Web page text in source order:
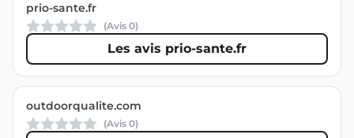
prio-sante.fr
(Avis 0)
Les avis prio-sante.fr
outdoorqualite.com
(Avis 0)